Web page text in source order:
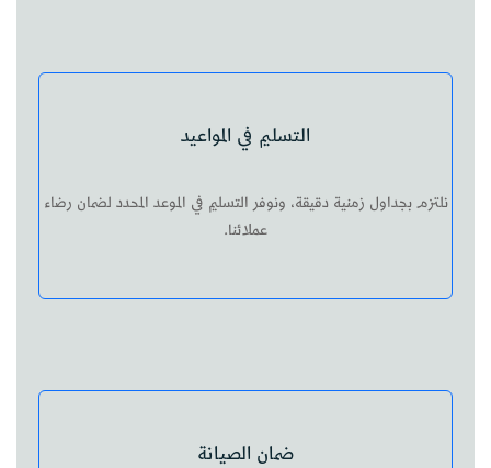
التسليم في المواعيد
نلتزم بجداول زمنية دقيقة، ونوفر التسليم في الموعد المحدد لضمان رضاء
عملائنا.
ضمان الصيانة